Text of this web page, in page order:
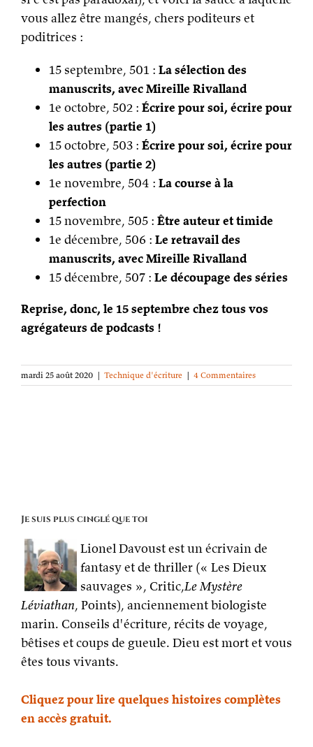
vous allez être mangés, chers poditeurs et
poditrices :
15 septembre, 501 : La sélection des
manuscrits, avec Mireille Rivalland
1e octobre, 502 : Écrire pour soi, écrire pour
les autres (partie 1)
15 octobre, 503 : Écrire pour soi, écrire pour
les autres (partie 2)
1e novembre, 504 : La course à la
perfection
15 novembre, 505 : Être auteur et timide
1e décembre, 506 : Le retravail des
manuscrits, avec Mireille Rivalland
15 décembre, 507 : Le découpage des séries
Reprise, donc, le 15 septembre chez tous vos
agrégateurs de podcasts !
mardi 25 août 2020 | Technique d'écriture | 4 Commentaires
Je suis plus cinglé que toi
Lionel Davoust est un écrivain de
fantasy et de thriller (« Les Dieux
sauvages », Critic,Le Mystère
Léviathan, Points), anciennement biologiste
marin. Conseils d'écriture, récits de voyage,
bêtises et coups de gueule. Dieu est mort et vous
êtes tous vivants.
Cliquez pour lire quelques histoires complètes
en accès gratuit.